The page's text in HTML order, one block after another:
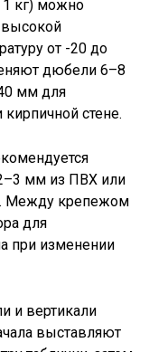
1 кг) можно
высокой
от -20 до
дюбели 6–8
мм для
стене.
мм из ПВХ или
Между крепежом
для
при изменении
и вертикали
выставляют